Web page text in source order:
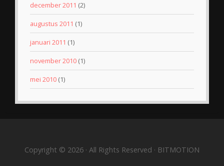
december 2011 (2)
augustus 2011 (1)
januari 2011 (1)
november 2010 (1)
mei 2010 (1)
Copyright © 2026 · All Rights Reserved · BITMOTION